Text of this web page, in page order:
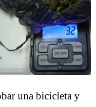
una bicicleta y